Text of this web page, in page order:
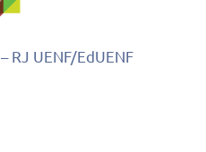
RJ UENF/EdUENF